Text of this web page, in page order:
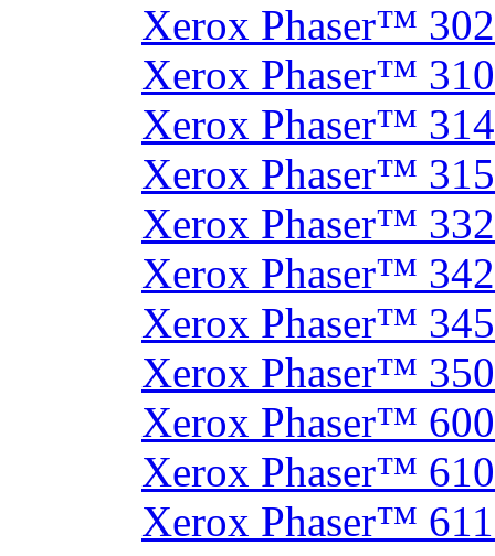
Xerox Phaser™
Xerox Phaser™
Xerox Phaser™
Xerox Phaser™
Xerox Phaser™
Xerox Phaser™
Xerox Phaser™
Xerox Phaser™
Xerox Phaser™
Xerox Phaser™
Xerox Phaser™